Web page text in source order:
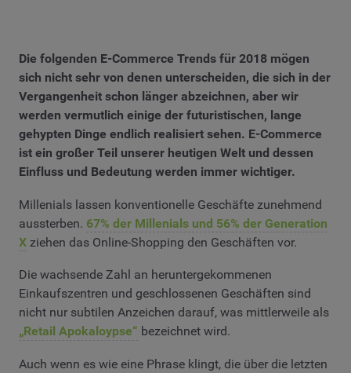
Die folgenden E-Commerce Trends für 2018 mögen
sich nicht sehr von denen unterscheiden, die sich in der
Vergangenheit schon länger abzeichnen, aber wir
werden vermutlich einige der futuristischen, lange
gehypten Dinge endlich realisiert sehen. E-Commerce
ist ein großer Teil unserer heutigen Welt und dessen
Einfluss und Bedeutung werden immer wichtiger.
Millenials lassen konventionelle Geschäfte zunehmend
aussterben. 67% der Millenials und 56% der Generation
X ziehen das Online-Shopping den Geschäften vor.
Die wachsende Zahl an heruntergekommenen
Einkaufszentren und geschlossenen Geschäften sind
nicht nur subtilen Anzeichen darauf, was mittlerweile als
„Retail Apokaloypse“ bezeichnet wird.
Auch wenn es wie eine Phrase klingt, die über die letzten